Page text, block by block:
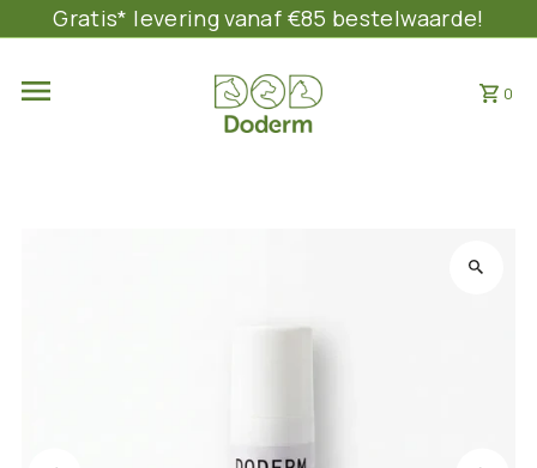
DIRECT NAAR DE INHOUD
Gratis* levering vanaf €85 bestelwaarde!
0